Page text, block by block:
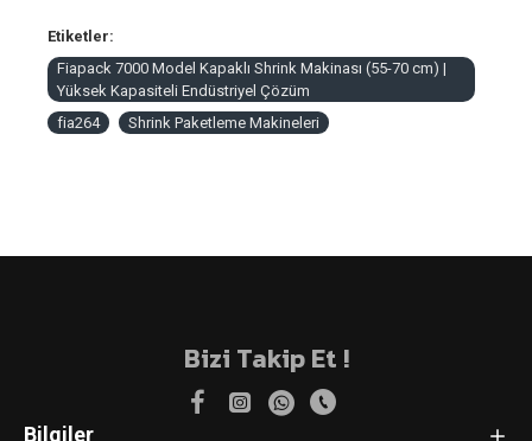
Etiketler:
Fiapack 7000 Model Kapaklı Shrink Makinası (55-70 cm) |
Yüksek Kapasiteli Endüstriyel Çözüm
fia264
Shrink Paketleme Makineleri
Bizi Takip Et !
Bilgiler